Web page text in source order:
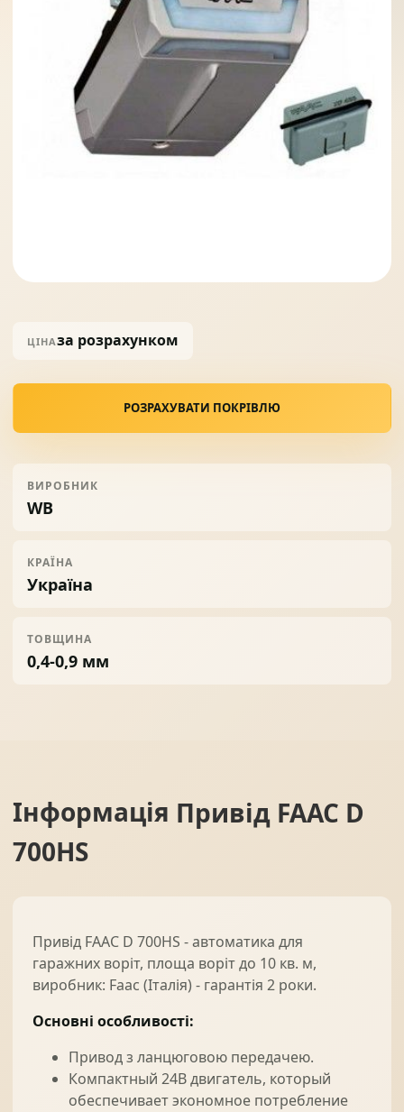
Солнце защита
Навіси з полікарбонату
ЦІНАза розрахунком
РОЗРАХУВАТИ ПОКРІВЛЮ
ВИРОБНИК
WB
КРАЇНА
Україна
ТОВЩИНА
0,4-0,9 мм
Інформація Привід FAAC D
700HS
Привід FAAC D 700HS - автоматика для
гаражних воріт, площа воріт до 10 кв. м,
виробник: Faac (Італія) - гарантія 2 роки.
Основні особливості:
Привод з ланцюговою передачею.
Компактный 24В двигатель, который
обеспечивает экономное потребление